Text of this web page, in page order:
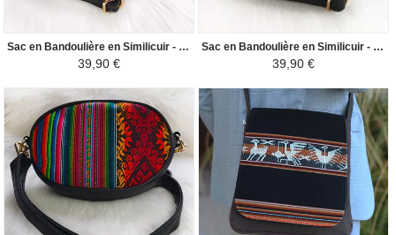
Sac en Bandoulière en Similicuir - Rond - Coloré / Arc-en-ciel
39,90 €
Sac en Bandoulière en Similicuir - Rond - Camel foncé / Crème
39,90 €